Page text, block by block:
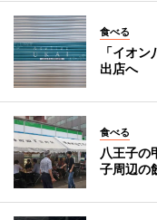
食べる
「イオ
出店へ
食べる
八王子
子周辺の